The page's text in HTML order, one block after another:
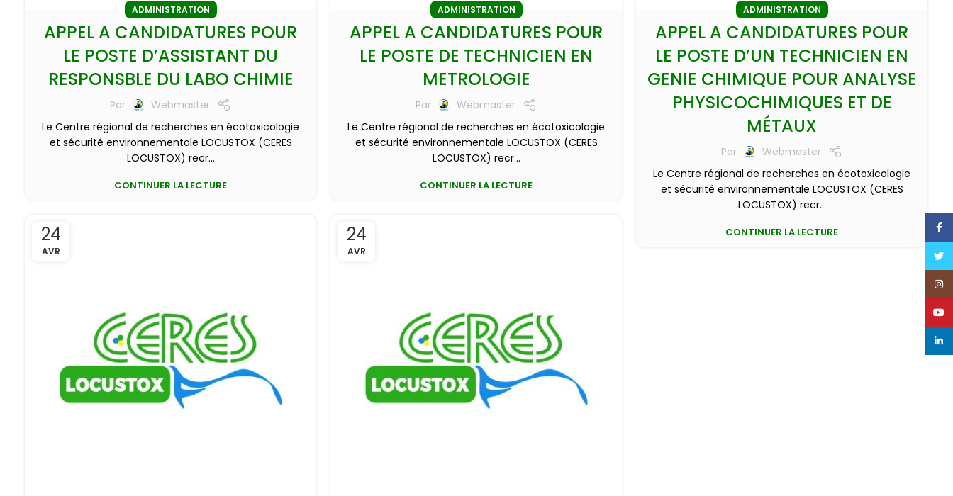
ADMINISTRATION
APPEL A CANDIDATURES POUR
LE POSTE D’ASSISTANT DU
RESPONSBLE DU LABO CHIMIE
Par
Webmaster
Le Centre régional de recherches en écotoxicologie
et sécurité environnementale LOCUSTOX (CERES
LOCUSTOX) recr...
CONTINUER LA LECTURE
ADMINISTRATION
APPEL A CANDIDATURES POUR
LE POSTE DE TECHNICIEN EN
METROLOGIE
Par
Webmaster
Le Centre régional de recherches en écotoxicologie
et sécurité environnementale LOCUSTOX (CERES
LOCUSTOX) recr...
CONTINUER LA LECTURE
ADMINISTRATION
APPEL A CANDIDATURES POUR
LE POSTE D’UN TECHNICIEN EN
GENIE CHIMIQUE POUR ANALYSE
PHYSICOCHIMIQUES ET DE
MÉTAUX
Par
Webmaster
Le Centre régional de recherches en écotoxicologie
et sécurité environnementale LOCUSTOX (CERES
LOCUSTOX) recr...
CONTINUER LA LECTURE
24
AVR
24
AVR